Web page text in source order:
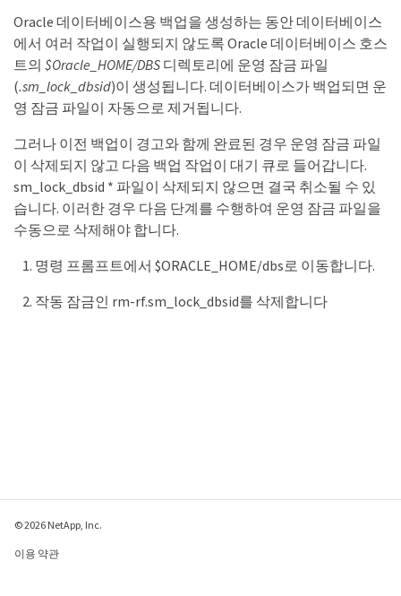
Oracle 데이터베이스용 백업을 생성하는 동안 데이터베이스
에서 여러 작업이 실행되지 않도록 Oracle 데이터베이스 호스
트의 $Oracle_HOME/DBS 디렉토리에 운영 잠금 파일
(.sm_lock_dbsid)이 생성됩니다. 데이터베이스가 백업되면 운
영 잠금 파일이 자동으로 제거됩니다.
그러나 이전 백업이 경고와 함께 완료된 경우 운영 잠금 파일
이 삭제되지 않고 다음 백업 작업이 대기 큐로 들어갑니다.
sm_lock_dbsid * 파일이 삭제되지 않으면 결국 취소될 수 있
습니다. 이러한 경우 다음 단계를 수행하여 운영 잠금 파일을
수동으로 삭제해야 합니다.
명령 프롬프트에서 $ORACLE_HOME/dbs로 이동합니다.
작동 잠금인 rm-rf.sm_lock_dbsid를 삭제합니다
© 2026 NetApp, Inc.
이용 약관